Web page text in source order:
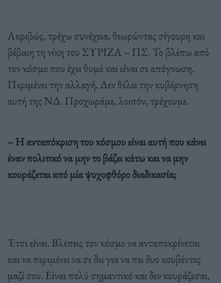
Ακριβώς, τρέχω συνέχεια, θεωρώντας σίγουρη και
βέβαιη τη νίκη του ΣΥΡΙΖΑ – ΠΣ. Το βλέπω από
τον κόσμο που έχει θυμό και είναι σε απόγνωση.
Περιμένει την αλλαγή. Δεν θέλει την κυβέρνηση
αυτή της ΝΔ. Προχωράμε, λοιπόν, τρέχουμε.
– Η ανταπόκριση του κόσμου είναι αυτή που κάνει
έναν πολιτικό να μην το βάζει κάτω και να μην
κουράζεται από μία ψυχοφθόρο διαδικασία;
Έτσι είναι. Βλέπεις τον κόσμο να ανταποκρίνεται
και να περιμένει να σε δει για να πει δυο κουβέντες
μαζί σου. Είναι πολύ σημαντικό και δεν κουράζεσαι,